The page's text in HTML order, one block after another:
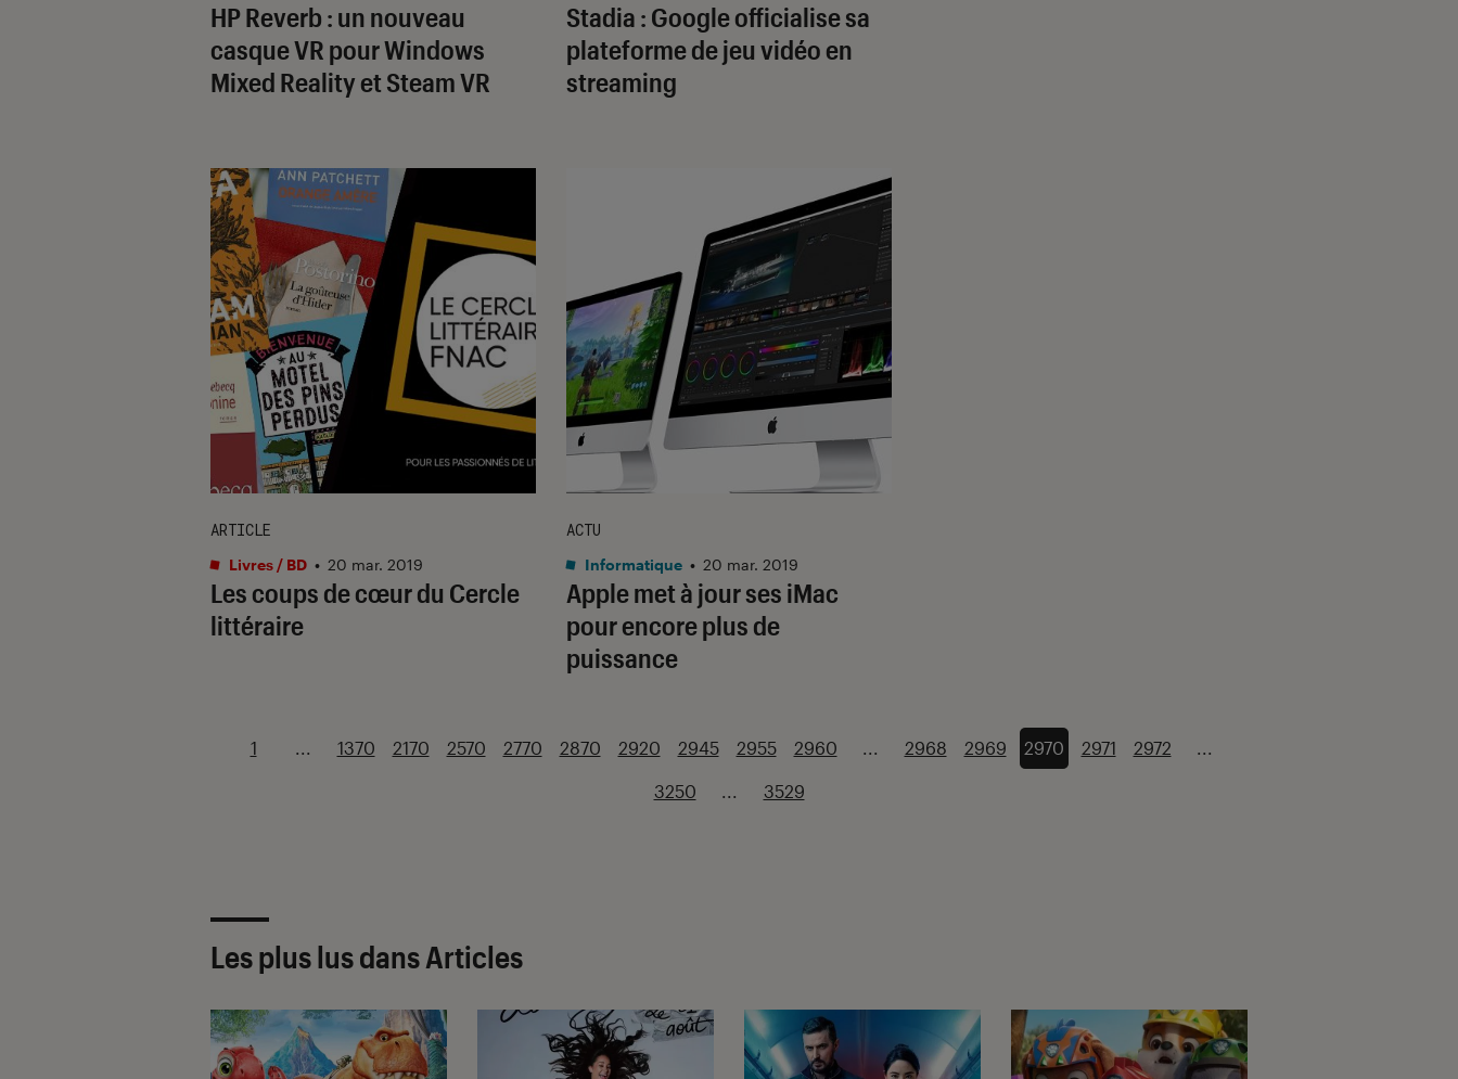
HP Reverb : un nouveau
casque VR pour Windows
Mixed Reality et Steam VR
Stadia : Google officialise sa
plateforme de jeu vidéo en
streaming
Les coups de cœur du Cercle
littéraire
ARTICLE
Livres / BD • 20 mar. 2019
Apple met à jour ses iMac
pour encore plus de
puissance
ACTU
Informatique • 20 mar. 2019
1 ... 1370 2170 2570 2770 2870 2920 2945 2955 2960 ... 2968 2969 2970 2971 2972 ...
3250 ... 3529
Les plus lus dans Articles